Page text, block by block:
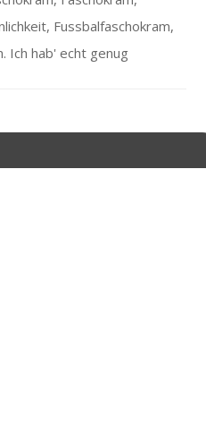
Fussbalfaschokram,
Ich hab' echt genug